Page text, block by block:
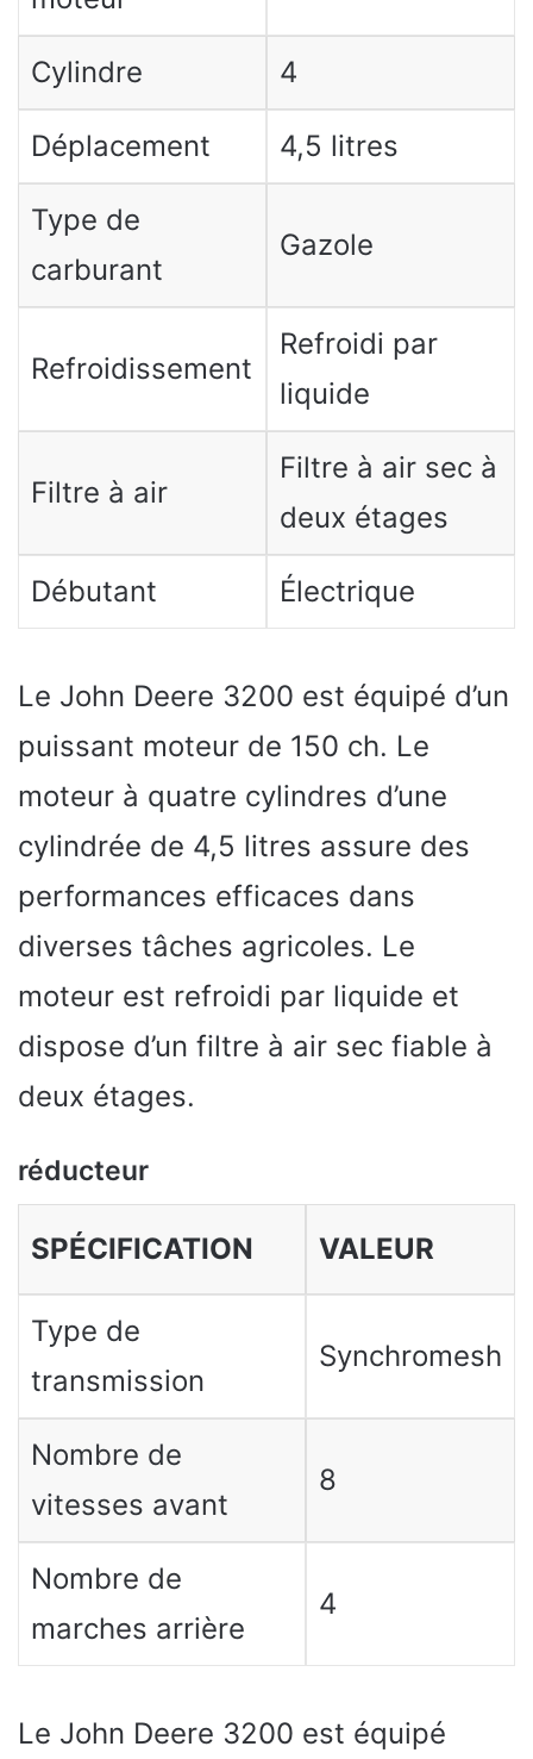
Cylindre 4
Déplacement 4,5 litres
Type de
carburant
Gazole
Refroidissement
Refroidi par
liquide
Filtre à air
Filtre à air sec à
deux étages
Débutant Électrique
Le John Deere 3200 est équipé d’un
puissant moteur de 150 ch. Le
moteur à quatre cylindres d’une
cylindrée de 4,5 litres assure des
performances efficaces dans
diverses tâches agricoles. Le
moteur est refroidi par liquide et
dispose d’un filtre à air sec fiable à
deux étages.
réducteur
SPÉCIFICATION VALEUR
Type de
transmission
Synchromesh
Nombre de
vitesses avant
8
Nombre de
marches arrière
4
Le John Deere 3200 est équipé